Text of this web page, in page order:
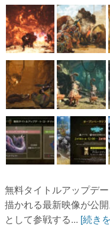
無料タイトルアップデ
描かれる最新映像が公
として参戦する... [続き